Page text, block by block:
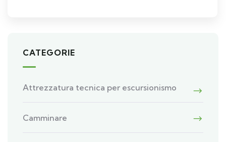
CATEGORIE
Attrezzatura tecnica per escursionismo
Camminare